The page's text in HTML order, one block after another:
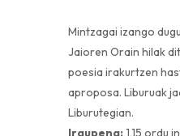
Mintzagai izango
Jaioren Orain hilak
poesia irakurtzen
aproposa. Liburuak
Liburutegian.
Iraupena:1,15 ordu